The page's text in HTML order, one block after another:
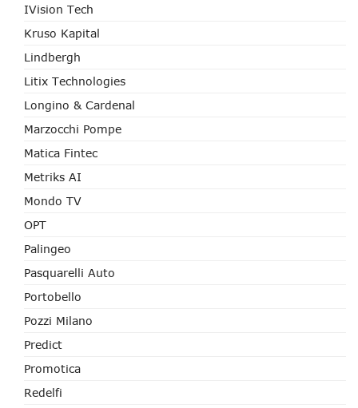
IVision Tech
Kruso Kapital
Lindbergh
Litix Technologies
Longino & Cardenal
Marzocchi Pompe
Matica Fintec
Metriks AI
Mondo TV
OPT
Palingeo
Pasquarelli Auto
Portobello
Pozzi Milano
Predict
Promotica
Redelfi